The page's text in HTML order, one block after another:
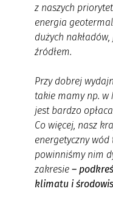
z naszych
energia
dużych
źródłem.
Przy dobrej
takie mamy np. w
jest bardzo
Co więcej, nasz
energetyczny
powinniśmy nim
zakresie –
klimatu i